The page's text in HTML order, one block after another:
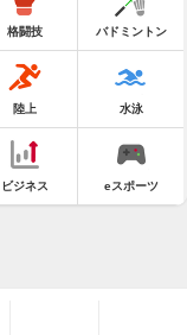
格闘技 バドミントン
陸上 水泳
ビジネス eスポーツ